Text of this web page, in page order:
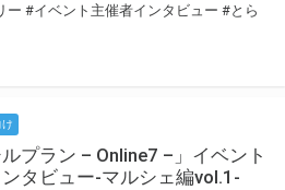
ー #イベント主催者インタビュー #とら
ルプラン – Online7 –」イベント
タビュー-マルシェ編vol.1-